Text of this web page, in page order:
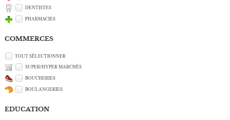
DENTISTES
PHARMACIES
COMMERCES
TOUT SÉLECTIONNER
SUPER/HYPER MARCHÉS
BOUCHERIES
BOULANGERIES
EDUCATION